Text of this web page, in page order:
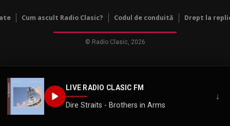
LIVE RADIO CLASIC FM
Dire Straits - Brothers in Arms
↓
Cum ascult Radio Clasic? Codul de conduită Drept la
© Radio Clasic, 2026